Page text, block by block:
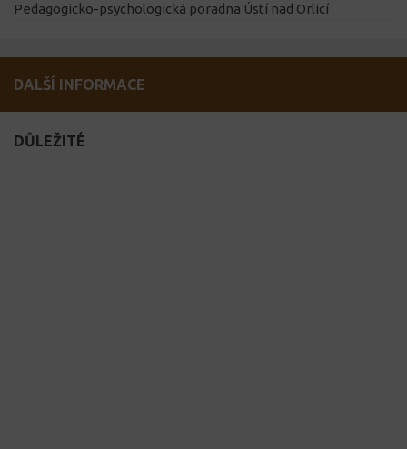
Pedagogicko-psychologická poradna Ústí nad Orlicí
DALŠÍ INFORMACE
DŮLEŽITÉ